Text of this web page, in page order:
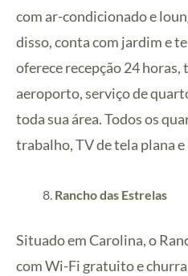
com ar-condicionado e
disso, conta com jardim e
oferece recepção 24 horas,
aeroporto, serviço de
toda sua área.Todos os
trabalho, TV de tela plana
Rancho das Estrelas
Situado em Carolina, o
com Wi-Fi gratuito e